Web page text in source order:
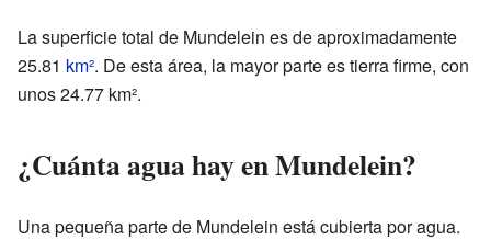
La superficie total de Mundelein es de aproximadamente
25.81 km². De esta área, la mayor parte es tierra firme, con
unos 24.77 km².
¿Cuánta agua hay en Mundelein?
Una pequeña parte de Mundelein está cubierta por agua.